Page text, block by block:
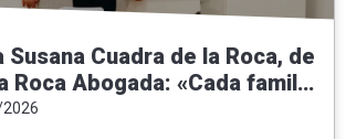
Cuadra de la Roca, de
Roca Abogada: «Cada familia
solución jurídica a medida»